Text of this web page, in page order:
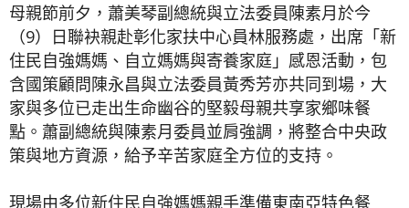
母親節前夕，蕭美琴副總統與立法委員陳素月於今
（9）日聯袂親赴彰化家扶中心員林服務處，出席「新
住民自強媽媽、自立媽媽與寄養家庭」感恩活動，包
含國策顧問陳永昌與立法委員黃秀芳亦共同到場，大
家與多位已走出生命幽谷的堅毅母親共享家鄉味餐
點。蕭副總統與陳素月委員並肩強調，將整合中央政
策與地方資源，給予辛苦家庭全方位的支持。
現場由多位新住民自強媽媽親手準備東南亞特色餐